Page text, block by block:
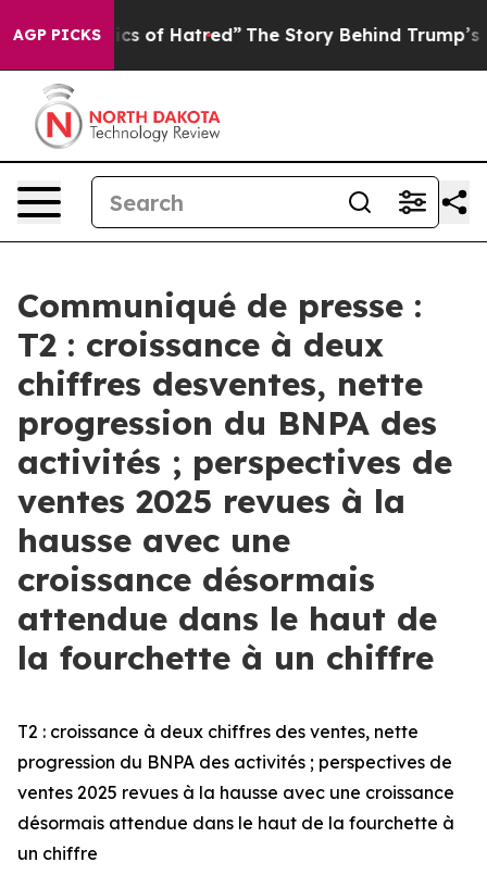
AGP PICKS
Politics of Hatred” The Story Behind Trump’s
Communiqué de presse :
T2 : croissance à deux
chiffres desventes, nette
progression du BNPA des
activités ; perspectives de
ventes 2025 revues à la
hausse avec une
croissance désormais
attendue dans le haut de
la fourchette à un chiffre
T2 : croissance à deux chiffres des ventes, nette
progression du BNPA des activités ; perspectives de
ventes 2025 revues à la hausse avec une croissance
désormais attendue dans le haut de la fourchette à
un chiffre